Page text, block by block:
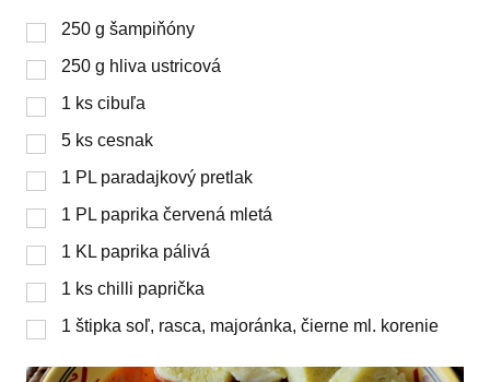
250 g šampiňóny
250 g hliva ustricová
1 ks cibuľa
5 ks cesnak
1 PL paradajkový pretlak
1 PL paprika červená mletá
1 KL paprika pálivá
1 ks chilli paprička
1 štipka soľ, rasca, majoránka, čierne ml. korenie